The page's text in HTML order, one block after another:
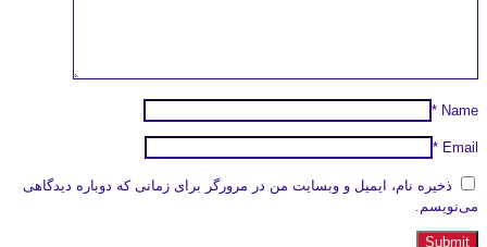
Name
*
Email
*
ذخیره نام، ایمیل و وبسایت من در مرورگر برای زمانی که دوباره دیدگاهی
می‌نویسم.